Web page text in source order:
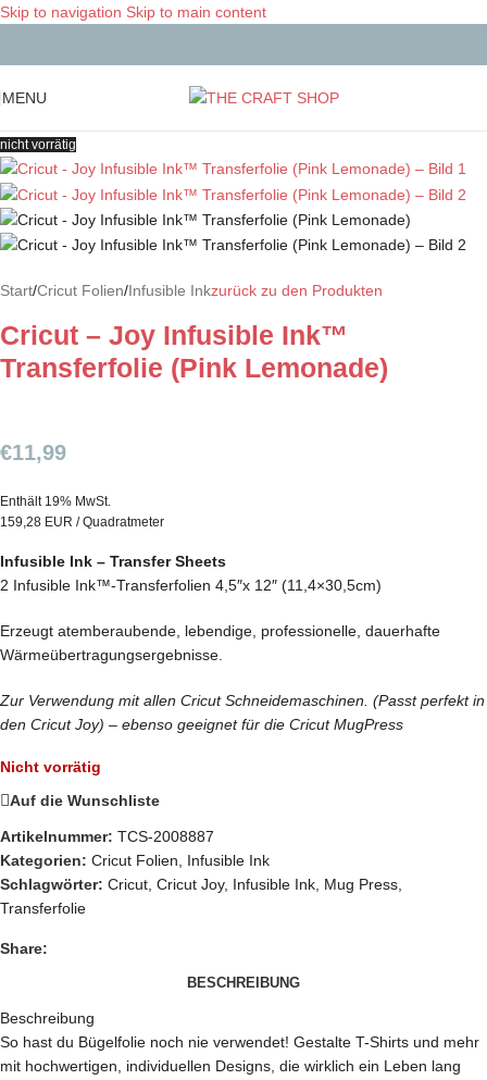
Skip to navigation Skip to main content
MENU
nicht vorrätig
Start/Cricut Folien/Infusible Inkzurück zu den Produkten
Cricut – Joy Infusible Ink™
Transferfolie (Pink Lemonade)
€11,99
Enthält 19% MwSt.
159,28 EUR / Quadratmeter
Infusible Ink – Transfer Sheets
2 Infusible Ink™-Transferfolien 4,5″x 12″ (11,4×30,5cm)
Erzeugt atemberaubende, lebendige, professionelle, dauerhafte
Wärmeübertragungsergebnisse.
Zur Verwendung mit allen Cricut Schneidemaschinen. (Passt perfekt in
den Cricut Joy) – ebenso geeignet für die Cricut MugPress
Nicht vorrätig
Auf die Wunschliste
Artikelnummer: TCS-2008887
Kategorien: Cricut Folien
Infusible Ink
Schlagwörter: Cricut Cricut Joy, Infusible Ink Mug Press
Transferfolie
Share:
BESCHREIBUNG
Beschreibung
So hast du Bügelfolie noch nie verwendet! Gestalte T-Shirts und mehr
mit hochwertigen, individuellen Designs, die wirklich ein Leben lang